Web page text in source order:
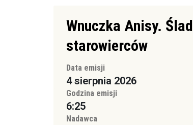
Wnuczka Anisy.
starowierców
Data emisji
4 sierpnia 2026
Godzina emisji
6:25
Nadawca